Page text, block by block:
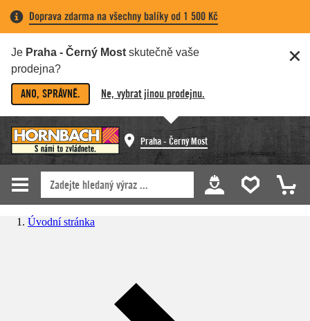
Doprava zdarma na všechny balíky od 1 500 Kč
Je Praha - Černý Most skutečně vaše
prodejna?
ANO, SPRÁVNĚ. Ne, vybrat jinou prodejnu.
Praha - Černý Most
Úvodní stránka